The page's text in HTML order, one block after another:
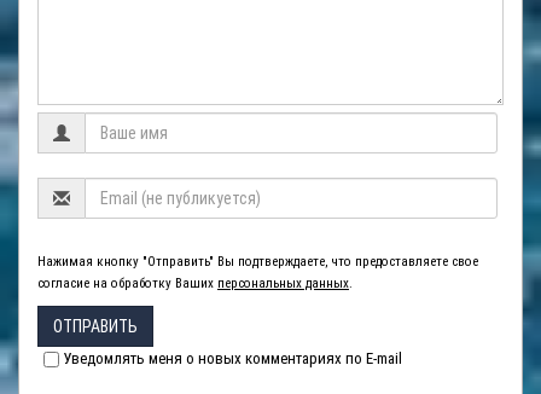
Нажимая кнопку "Отправить" Вы подтверждаете, что предоставляете свое
согласие на обработку Ваших персональных данных.
ОТПРАВИТЬ
Уведомлять меня о новых комментариях по E-mail